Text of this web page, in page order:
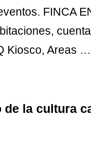
FINCA
Kiosco, Areas …
de la cultura